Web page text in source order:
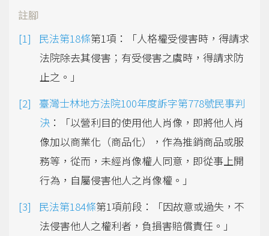
註腳
民法第18條第1項：「人格權受侵害時，得請求
法院除去其侵害；有受侵害之虞時，得請求防
止之。」
臺灣士林地方法院100年度訴字第778號民事判
決 ：「以營利目的使用他人肖像，即將他人肖
像加以商業化（商品化），作為推銷商品或服
務等，從而，未經肖像權人同意，即從事上開
行為，自屬侵害他人之肖像權。」
民法第184條第1項前段：「因故意或過失，不
法侵害他人之權利者，負損害賠償責任。」